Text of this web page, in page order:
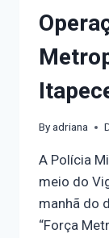
Byadriana
A Polícia
meio do
manhã do
“Força